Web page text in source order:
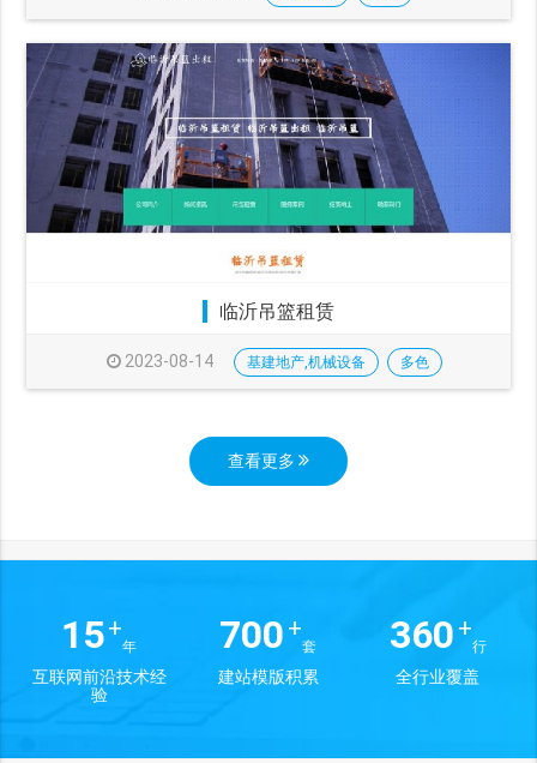
临沂吊篮租赁
2023-08-14 基建地产,机械设备 多色
查看更多
15+
年
互联网前沿技术经
验
700 +
套
建站模版积累
360 +
行
全行业覆盖